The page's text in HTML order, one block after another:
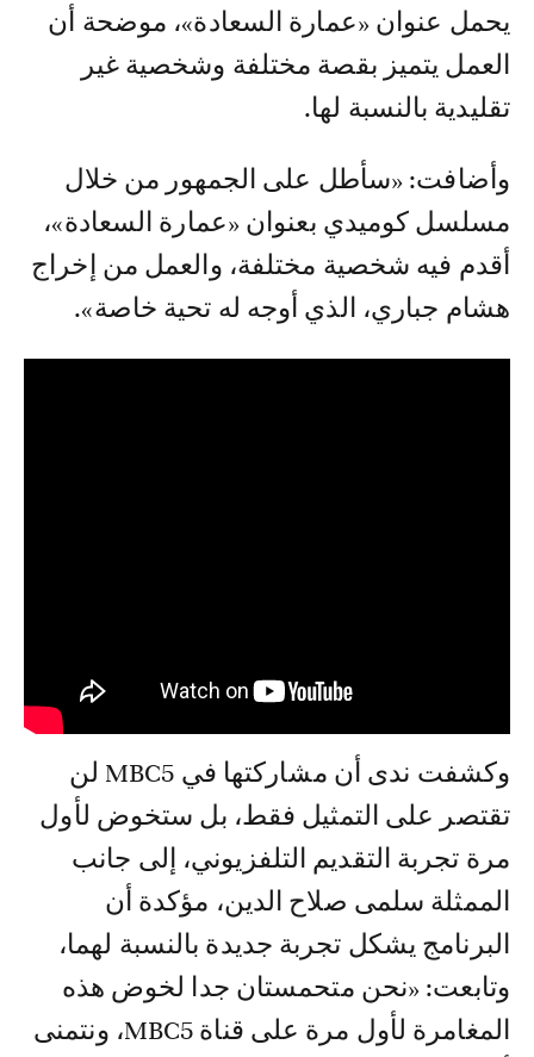
يحمل عنوان «عمارة السعادة»، موضحة أن
العمل يتميز بقصة مختلفة وشخصية غير
تقليدية بالنسبة لها.
وأضافت: «سأطل على الجمهور من خلال
مسلسل كوميدي بعنوان «عمارة السعادة»،
أقدم فيه شخصية مختلفة، والعمل من إخراج
هشام جباري، الذي أوجه له تحية خاصة».
وكشفت ندى أن مشاركتها في MBC5 لن
تقتصر على التمثيل فقط، بل ستخوض لأول
مرة تجربة التقديم التلفزيوني، إلى جانب
الممثلة سلمى صلاح الدين، مؤكدة أن
البرنامج يشكل تجربة جديدة بالنسبة لهما،
وتابعت: «نحن متحمستان جدا لخوض هذه
المغامرة لأول مرة على قناة MBC5، ونتمنى